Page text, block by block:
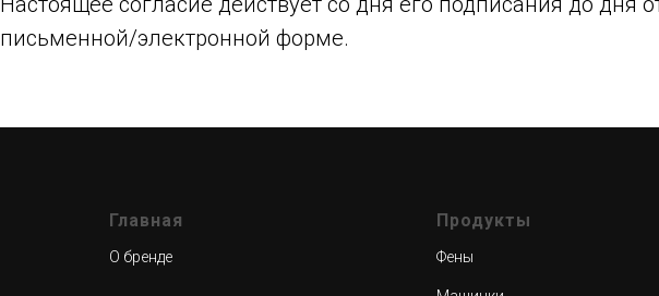
письменной/электронной форме.
Главная
О бренде
Продукты
Фены